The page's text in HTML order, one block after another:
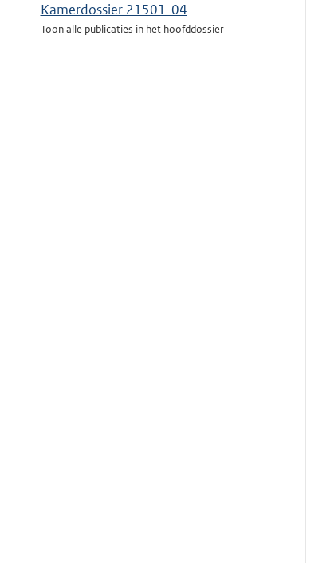
Kamerdossier 21501-04
Toon alle publicaties in het hoofddossier